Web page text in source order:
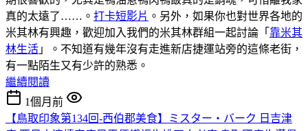
真的太遠了……。 打卡短影片 。另外，如果你也對世界各地的
米其林有興趣，歡迎加入我們的米其林群組一起討論「 靠米其
林生活 」。不知道有幾年沒有走進新店捷運站旁的這條老街，
有一點陌生又有少許的熟悉。
繼續閱讀
1個月前
【鳥取印象第134回-西伯郡美食】ミスター・バーク 日吉津